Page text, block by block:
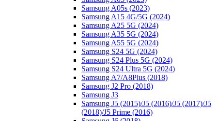
Samsung A05s (2023)
Samsung A15 4G/5G (2024)
Samsung A25 5G (2024)
Samsung A35 5G (2024)
Samsung A55 5G (2024)
Samsung S24 5G (2024)
Samsung S24 Plus 5G (2024)
Samsung S24 Ultra 5G (2024)
Samsung A7/A8Plus (2018)
Samsung J2 Pro (2018)
Samsung J3
Samsung J5 (2015)/J5 (2016)/J5 (2017)/J5
(2018)/J5 Prime (2016)